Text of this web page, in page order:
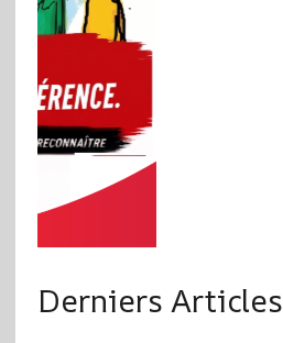
Derniers Articles